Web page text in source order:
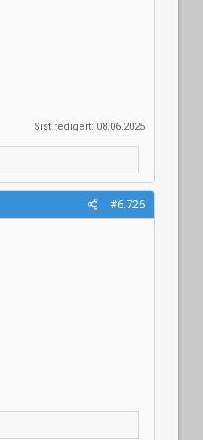
Sist redigert: 08.06.2025
#6.726